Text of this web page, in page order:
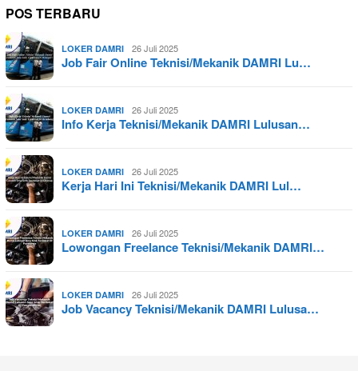
POS TERBARU
LOKER DAMRI 26 Juli 2025
Job Fair Online Teknisi/Mekanik DAMRI Lu…
LOKER DAMRI 26 Juli 2025
Info Kerja Teknisi/Mekanik DAMRI Lulusan…
LOKER DAMRI 26 Juli 2025
Kerja Hari Ini Teknisi/Mekanik DAMRI Lul…
LOKER DAMRI 26 Juli 2025
Lowongan Freelance Teknisi/Mekanik DAMRI…
LOKER DAMRI 26 Juli 2025
Job Vacancy Teknisi/Mekanik DAMRI Lulusa…